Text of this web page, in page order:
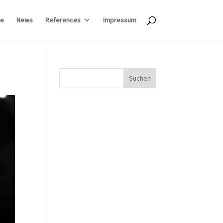
News References Impressum